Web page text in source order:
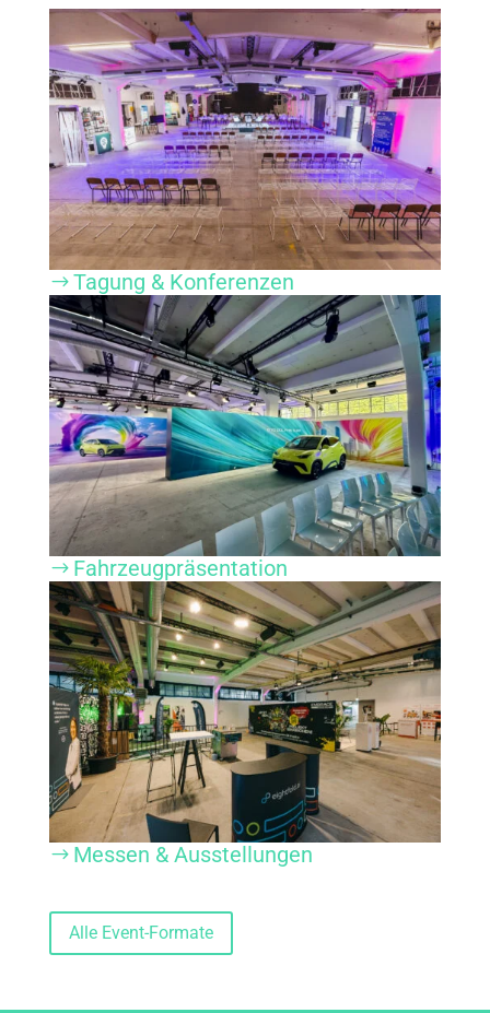
$ Tagung & Konferenzen
$ Fahrzeugpräsentation
$ Messen & Ausstellungen
Alle Event-Formate